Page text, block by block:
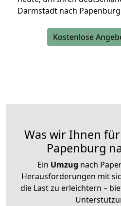
Darmstadt nach
Kostenlose
Was wir Ihnen
Papenburg
Ein Umzug nach
Herausforderungen mit
die Last zu erleichtern –